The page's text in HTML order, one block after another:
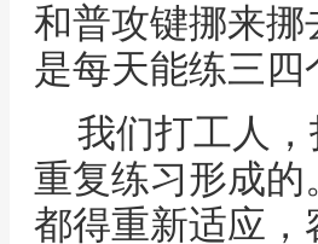
和普攻键挪来
是每天能练三
我们打工人
重复练习形成
都得重新适应